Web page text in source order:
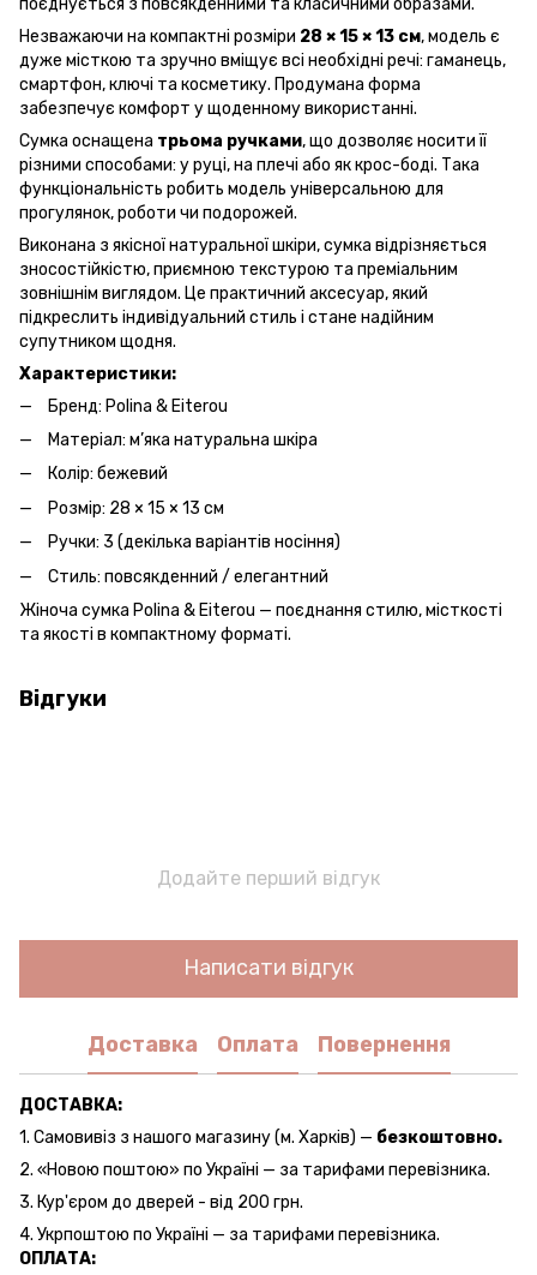
Незважаючи на компактні розміри 28 × 15 × 13 см, модель є
дуже місткою та зручно вміщує всі необхідні речі: гаманець,
смартфон, ключі та косметику. Продумана форма
забезпечує комфорт у щоденному використанні.
Сумка оснащена трьома ручками, що дозволяє носити її
різними способами: у руці, на плечі або як крос-боді. Така
функціональність робить модель універсальною для
прогулянок, роботи чи подорожей.
Виконана з якісної натуральної шкіри, сумка відрізняється
зносостійкістю, приємною текстурою та преміальним
зовнішнім виглядом. Це практичний аксесуар, який
підкреслить індивідуальний стиль і стане надійним
супутником щодня.
Характеристики:
Бренд: Polina & Eiterou
Матеріал: м’яка натуральна шкіра
Колір: бежевий
Розмір: 28 × 15 × 13 см
Ручки: 3 (декілька варіантів носіння)
Стиль: повсякденний / елегантний
Жіноча сумка Polina & Eiterou — поєднання стилю, місткості
та якості в компактному форматі.
Відгуки
Додайте перший відгук
Написати відгук
Доставка Оплата Повернення
ДОСТАВКА:
1. Самовивіз з нашого магазину (м. Харків) — безкоштовно.
2. «Новою поштою» по Україні — за тарифами перевізника.
3. Кур'єром до дверей - від 200 грн.
4. Укрпоштою по Україні — за тарифами перевізника.
ОПЛАТА: